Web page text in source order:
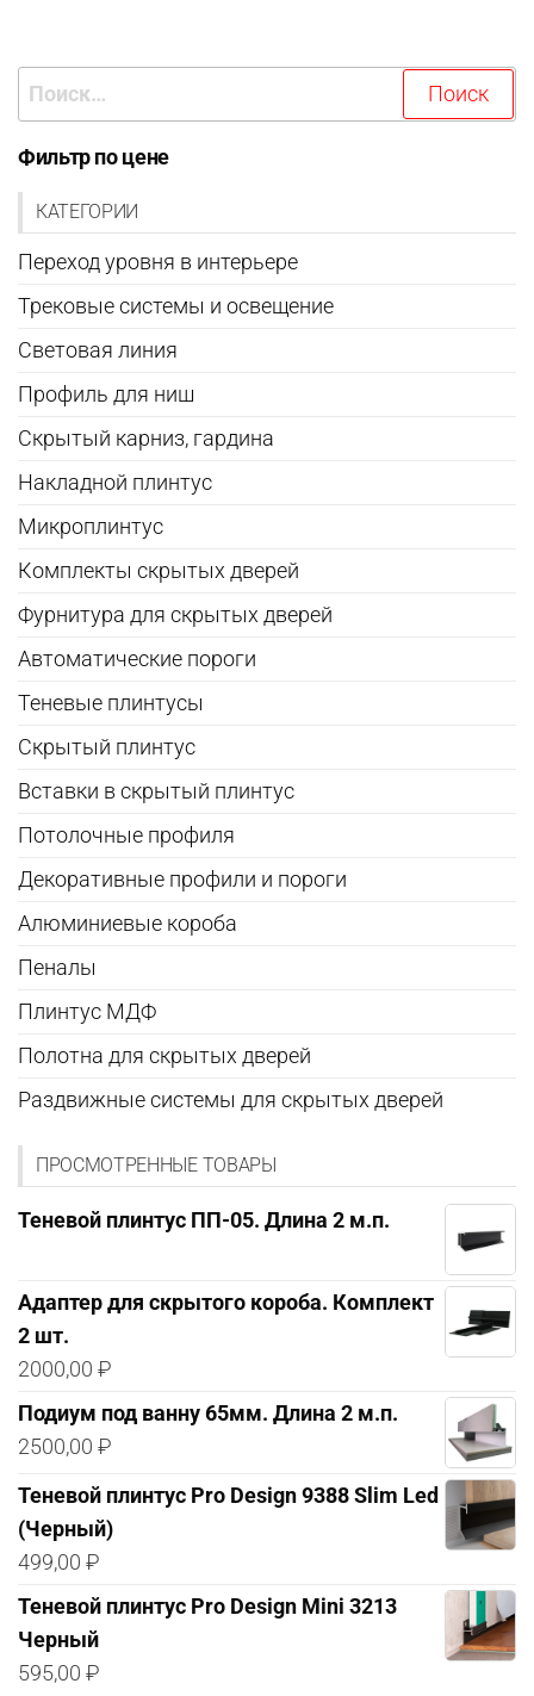
Найти:
Фильтр по цене
КАТЕГОРИИ
Переход уровня в интерьере
Трековые системы и освещение
Световая линия
Профиль для ниш
Скрытый карниз, гардина
Накладной плинтус
Микроплинтус
Комплекты скрытых дверей
Фурнитура для скрытых дверей
Автоматические пороги
Теневые плинтусы
Скрытый плинтус
Вставки в скрытый плинтус
Потолочные профиля
Декоративные профили и пороги
Алюминиевые короба
Пеналы
Плинтус МДФ
Полотна для скрытых дверей
Раздвижные системы для скрытых дверей
ПРОСМОТРЕННЫЕ ТОВАРЫ
Теневой плинтус ПП-05. Длина 2 м.п.
Адаптер для скрытого короба. Комплект
2 шт.
2000,00 ₽
Подиум под ванну 65мм. Длина 2 м.п.
2500,00 ₽
Теневой плинтус Pro Design 9388 Slim Led
(Черный)
499,00 ₽
Теневой плинтус Pro Design Mini 3213
Черный
595,00 ₽